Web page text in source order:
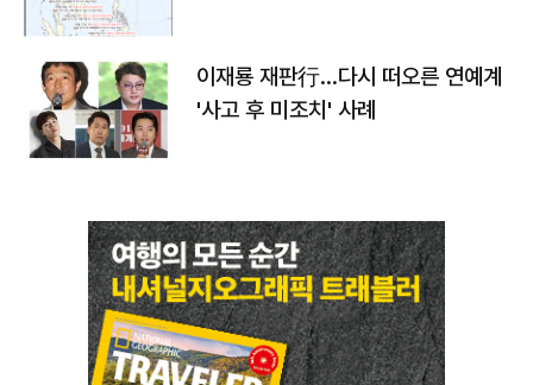
이재룡 재판行…다시 떠오른 연예계
'사고 후 미조치' 사례